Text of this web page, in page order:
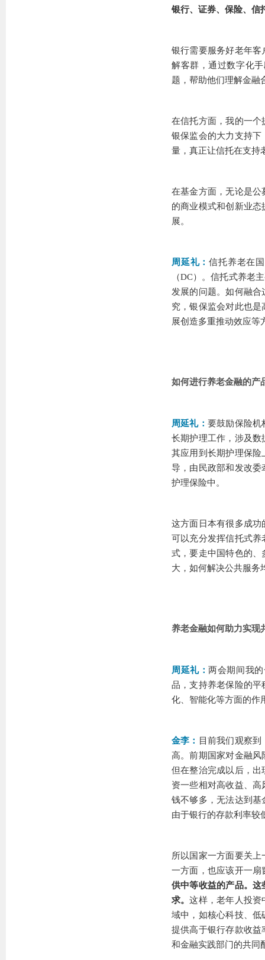
银行、证券、保险、信
银行需要服务好老年
解客群，通过数字化
题，帮助他们理解金融
在信托方面，我的一个
银保监会的大力支持下
量，真正让信托在支持
在基金方面，无论是
的商业模式和创新业
展。
周延礼：信托养老在
（DC）。信托式养老
发展的问题。如何融
究，银保监会对此也
展创造多重推动效应等
如何进行养老金融的产
周延礼： 要鼓励保险机
长期护理工作，涉及
其应用到长期护理保
导，由民政部和发改
护理保险中。
这方面日本有很多成功
可以充分发挥信托式
式，要走中国特色的
大，如何解决公共服务
养老金融如何助力实现
周延礼：两会期间我
品，支持养老保险的
化、智能化等方面的作
金李：
目前我们观察
高。前期国家对金融
但在整治完成以后，
资一些相对高收益、
钱不够多，无法达到
由于银行的存款利率较
所以国家一方面要关
一方面，也应该开一扇
供中等收益的产品。
求。这样，老年人投资
域中，如核心科技、
提供高于银行存款收
和金融实践部门的共同